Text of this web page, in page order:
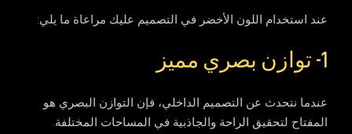
عند استخدام اللون الأخضر في التصميم عليك مراعاة ما يلي:
1- توازن بصري مميز
عندما نتحدث عن التصميم الداخلي، فإن التوازن البصري هو
المفتاح لتحقيق الراحة والجاذبية في المساحات المختلفة.